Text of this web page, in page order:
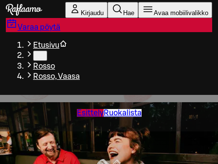
Siirry pääsisältöön
Kirjaudu Hae Avaa mobiilivalikko
Varaa pöytä
Etusivu
Rosso
Rosso, Vaasa
EsittelyRuokalista